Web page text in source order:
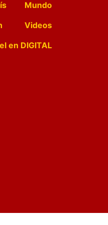
Mundo
Videos
en DIGITAL